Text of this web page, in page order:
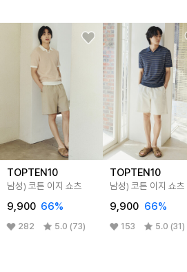
TOPTEN10
남성) 코튼 이지 쇼츠
9,900 66%
282 5.0 (73)
TOPTEN10
남성) 코튼 이지 쇼츠
9,900 66%
153 5.0 (31)